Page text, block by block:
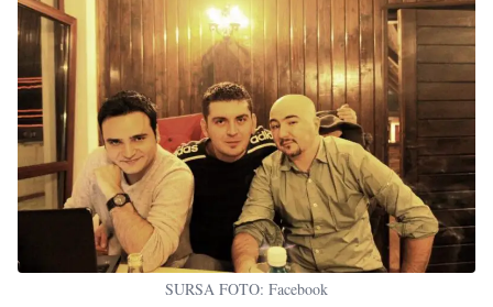
SURSA FOTO: Facebook